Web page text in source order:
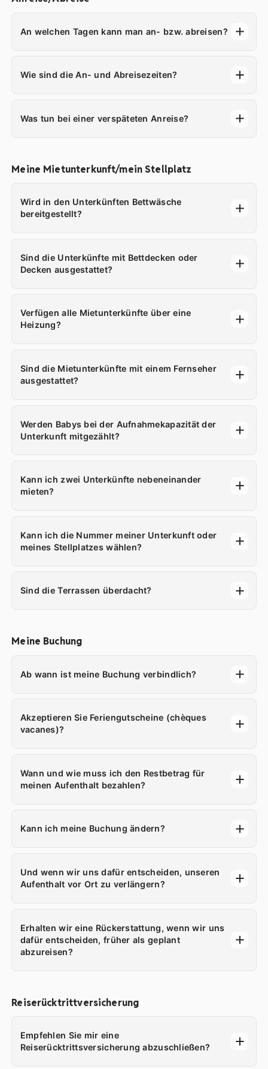
An welchen Tagen kann man an- bzw. abreisen?
Wie sind die An- und Abreisezeiten?
Was tun bei einer verspäteten Anreise?
Meine Mietunterkunft/mein Stellplatz
Wird in den Unterkünften Bettwäsche
bereitgestellt?
Sind die Unterkünfte mit Bettdecken oder
Decken ausgestattet?
Verfügen alle Mietunterkünfte über eine
Heizung?
Sind die Mietunterkünfte mit einem Fernseher
ausgestattet?
Werden Babys bei der Aufnahmekapazität der
Unterkunft mitgezählt?
Kann ich zwei Unterkünfte nebeneinander
mieten?
Kann ich die Nummer meiner Unterkunft oder
meines Stellplatzes wählen?
Sind die Terrassen überdacht?
Meine Buchung
Ab wann ist meine Buchung verbindlich?
Akzeptieren Sie Feriengutscheine (chèques
vacanes)?
Wann und wie muss ich den Restbetrag für
meinen Aufenthalt bezahlen?
Kann ich meine Buchung ändern?
Und wenn wir uns dafür entscheiden, unseren
Aufenthalt vor Ort zu verlängern?
Erhalten wir eine Rückerstattung, wenn wir uns
dafür entscheiden, früher als geplant
abzureisen?
Reiserücktrittversicherung
Empfehlen Sie mir eine
Reiserücktrittsversicherung abzuschließen?